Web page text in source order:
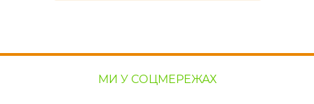
МИ У СОЦМЕРЕЖАХ